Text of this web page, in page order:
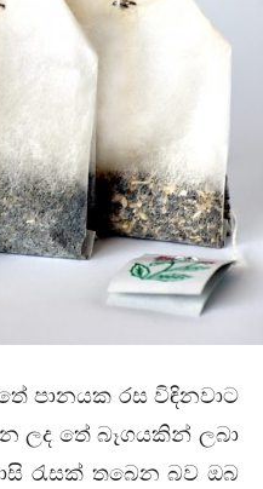
පානයක රස විඳිනවාට
ලද තේ බෑගයකින් ලබා
රැසක් තබෙන බව ඔබ